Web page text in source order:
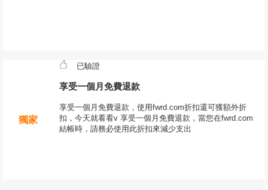
獨家
已驗證
享受一個月免費退款
享受一個月免費退款，使用fwrd.com折扣還可獲額外折
扣，今天就看看v 享受一個月免費退款，當您在fwrd.com
結帳時，請務必使用此折扣來減少支出